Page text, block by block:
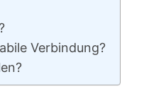
Verbindung?